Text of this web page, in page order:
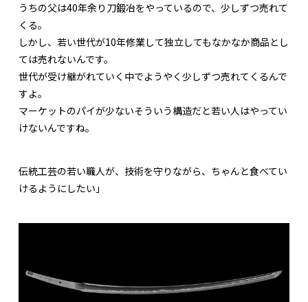
うちの父は40年余り刀鍛冶をやっているので、少しずつ売れて
くる。
しかし、若い世代が10年修業して独立してもなかなか商品とし
ては売れないんです。
世代が受け継がれていく中でようやく少しずつ売れてくるんで
すよ。
マーケットのパイが少ないそういう構造だと若い人はやってい
けないんですね。
伝統工芸の若い職人が、技術を守りながら、ちゃんと食べてい
けるようにしたい」